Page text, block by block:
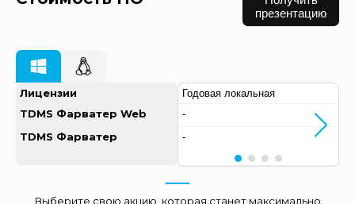
презентацию
Лицензии
TDMS Фарватер Web
TDMS Фарватер
Годовая локальная
-
-
Выберите свою акцию, которая станет максимально